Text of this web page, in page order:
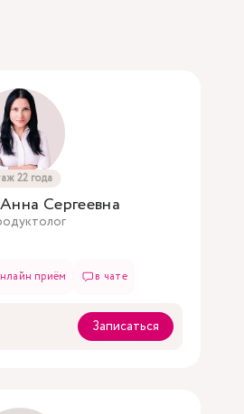
22 года
Сергеевна
приём в чате
Записаться